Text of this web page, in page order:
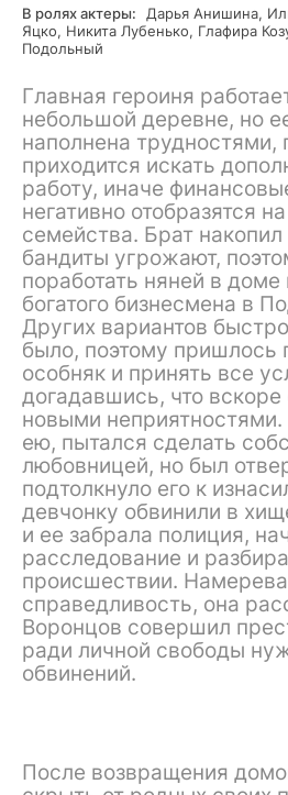
В ролях актеры:
Дарья Анишина,
Яцко, Никита Лубенько, Глафира
Подольный
Главная героиня
небольшой деревне, но
наполнена трудностями,
приходится искать
работу, иначе
негативно отобразятся
семейства. Брат
бандиты угрожают,
поработать няней в доме
богатого бизнесмена в
Других вариантов
было, поэтому пришлось
особняк и принять все
догадавшись, что вскоре
новыми неприятностями.
ею, пытался сделать
любовницей, но был
подтолкнуло его к
девчонку обвинили в
и ее забрала полиция,
расследование и
происшествии.
справедливость, она
Воронцов совершил
ради личной свободы
обвинений.
После возвращения